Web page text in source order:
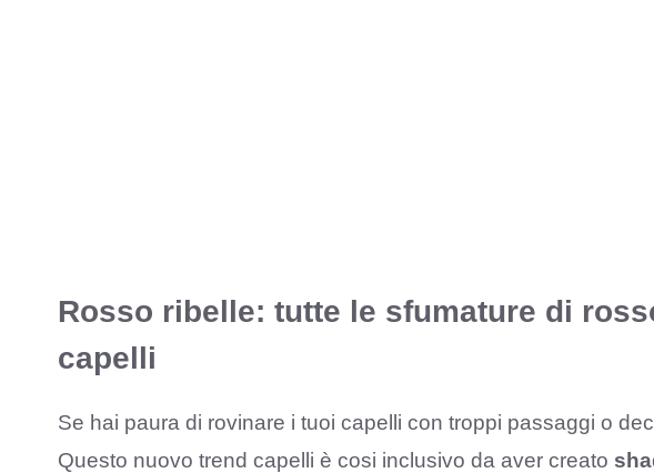
Rosso ribelle: tutte le sfumature di
capelli
Se hai paura di rovinare i tuoi capelli con troppi passaggi o
Questo nuovo trend capelli è cosi inclusivo da aver creato